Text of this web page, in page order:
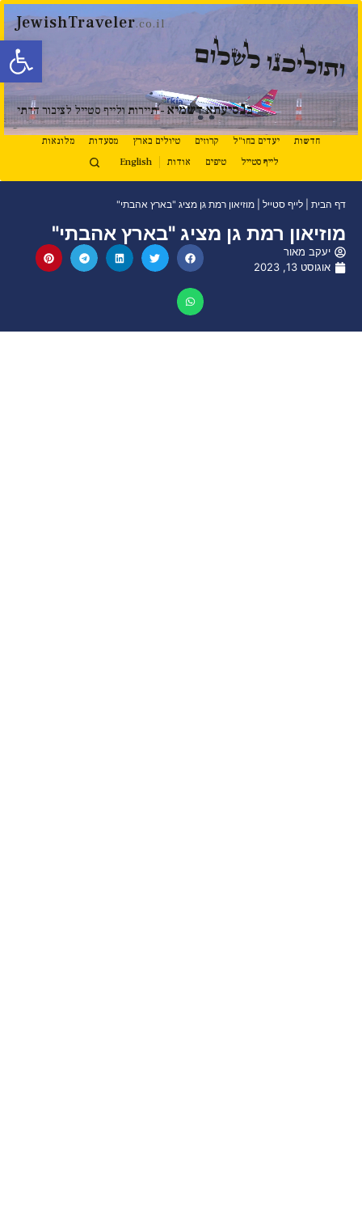
פתח
JewishTraveler.co.il
ותוליכנו לשלום
בנסיעתא דשמיא - תיירות ולייף סטייל לציבור הדתי
חדשות יעדים בחו"ל קרוזים טיולים בארץ מסעדות
מלונאות
לייף סטייל
טיפים אודות English
דף הבית לייף סטייל מוזיאון רמת גן מציג "בארץ אהבתי"
מוזיאון רמת גן מציג "בארץ אהבתי"
יעקב מאור
אוגוסט 13, 2023